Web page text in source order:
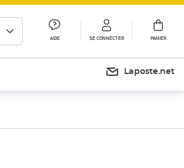
AIDE SE CONNECTER PANIER
Laposte.net